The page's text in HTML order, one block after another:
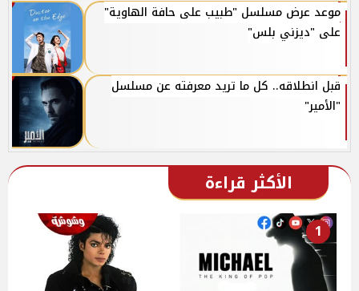
موعد عرض مسلسل "طبيب على حافة الهاوية"
على "ديزني بلس"
قبل انطلاقه.. كل ما تريد معرفته عن مسلسل
"الأمير"
الأكثر قراءة
1